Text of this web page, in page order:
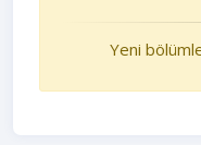
Yeni